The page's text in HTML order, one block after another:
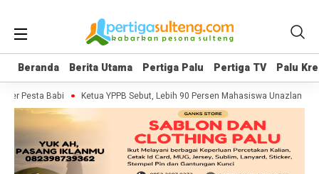
Beranda Berita Utama Pertiga Palu Pertiga TV Palu
Beranda Berita Utama Pertiga Palu Pertiga TV Palu
Pesta Babi Ketua YPPB Sebut, Lebih 90 Persen Mahasiswa Unazlam